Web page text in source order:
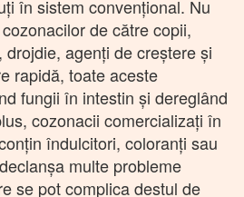
în sistem convenţional. Nu
de către copii,
agenţi de creştere şi
rapidă, toate aceste
fungii în intestin şi dereglând
cozonacii comercializaţi în
îndulcitori, coloranţi sau
multe probleme
se pot complica destul de